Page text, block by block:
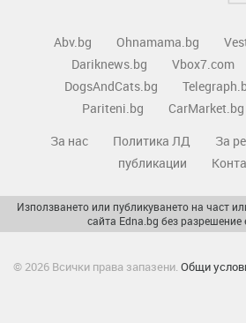
Abv.bg Ohnamama.bg
Dariknews.bg
Vbox7.com
DogsAndCats.bg
Pariteni.bg
CarMarket.bg
За нас
Политика ЛД За
публикации
Използването или публикуването на част
сайта Edna.bg без разрешение
© 2026 Всички права запазени. Общи